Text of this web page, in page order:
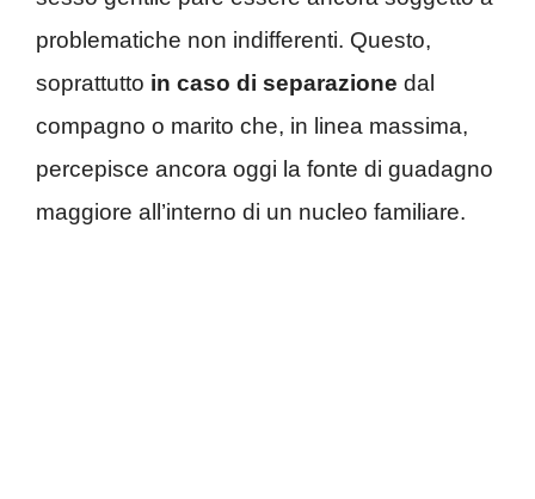
problematiche non indifferenti. Questo,
soprattutto in caso di separazione dal
compagno o marito che, in linea massima,
percepisce ancora oggi la fonte di guadagno
maggiore all’interno di un nucleo familiare.